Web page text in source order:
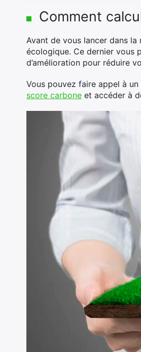
Comment
Avant de vous lancer dans
écologique. Ce dernier vous
d’amélioration pour réduire
Vous pouvez faire appel à
score carbone et accéder à